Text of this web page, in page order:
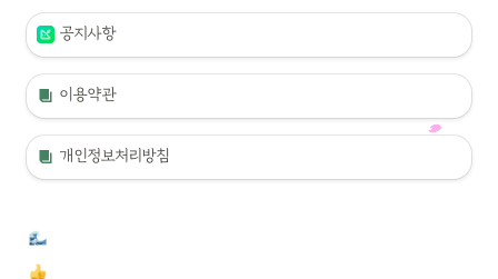
공지사항
이용약관
개인정보처리방침